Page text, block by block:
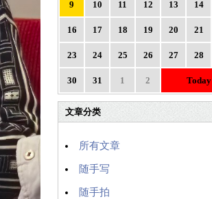
9 10 11 12 13 14
16 17 18 19 20 21
23 24 25 26 27 28
30 31 1 2 Today
文章分类
所有文章
随手写
随手拍